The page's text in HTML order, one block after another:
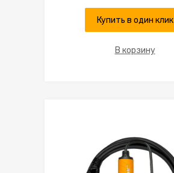
Купить в один клик
В корзину